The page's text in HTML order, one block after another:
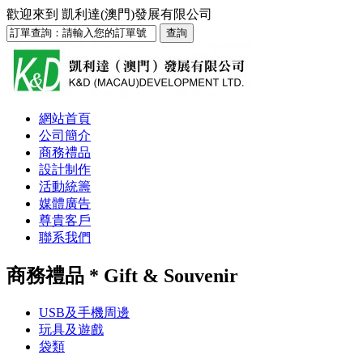
歡迎來到 凱利達(澳門)發展有限公司
網站首頁
公司簡介
商務禮品
設計制作
活動統籌
媒體廣告
尊貴客戶
聯系我們
商務禮品 * Gift & Souvenir
USB及手機周邊
玩具及遊戲
袋類